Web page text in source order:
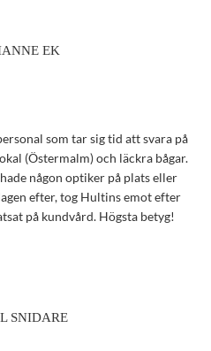
EK
som tar sig tid att svara på
(Östermalm) och läckra bågar.
någon optiker på plats eller
efter, tog Hultins emot efter
på kundvård. Högsta betyg!
SNIDARE